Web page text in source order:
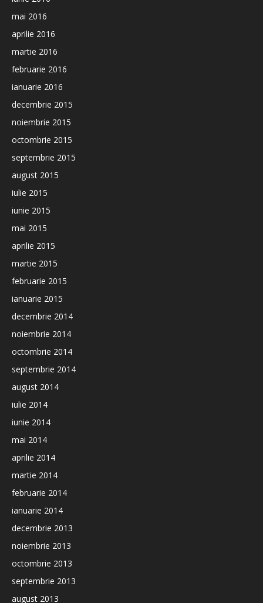
mai 2016
aprilie 2016
martie 2016
februarie 2016
ianuarie 2016
decembrie 2015
noiembrie 2015
octombrie 2015
septembrie 2015
august 2015
iulie 2015
iunie 2015
mai 2015
aprilie 2015
martie 2015
februarie 2015
ianuarie 2015
decembrie 2014
noiembrie 2014
octombrie 2014
septembrie 2014
august 2014
iulie 2014
iunie 2014
mai 2014
aprilie 2014
martie 2014
februarie 2014
ianuarie 2014
decembrie 2013
noiembrie 2013
octombrie 2013
septembrie 2013
august 2013